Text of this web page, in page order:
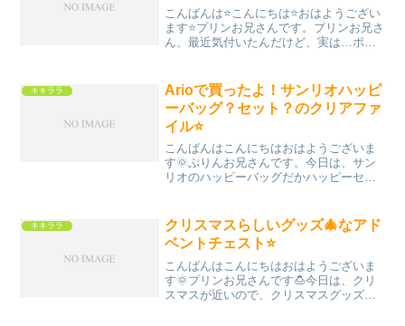
こんばんは⭐️こんにちは⭐️おはようござい
ます⭐️プリンお兄さんです。プリンお兄さ
ん、最近気付いたんだけど、実は…ポム
ってる(･･;)って事で、今日はキキララグ
ッズの紹...
キキララ
Arioで買ったよ！サンリオハッピ
ーバッグ？セット？のクリアファ
イル⭐️
こんばんはこんにちはおはようございま
す🌞ぷりんお兄さんです。今日は、サン
リオのハッピーバッグだかハッピーセッ
詰め合わせの中で、1番目立つ、A4クリ
アファイルです。なんと...
キキララ
クリスマスらしいグッズ🎄なアド
ベントチェスト⭐️
こんばんはこんにちはおはようございま
す🌞プリンお兄さんです🍮今日は、クリ
スマスが近いので、クリスマスグッズの